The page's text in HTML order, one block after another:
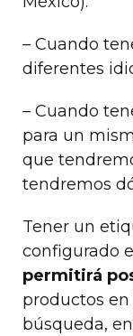
– Cuando
diferentes
– Cuando
para un
que
tendremos
Tener un
configurado
permitirá
productos
búsqueda,